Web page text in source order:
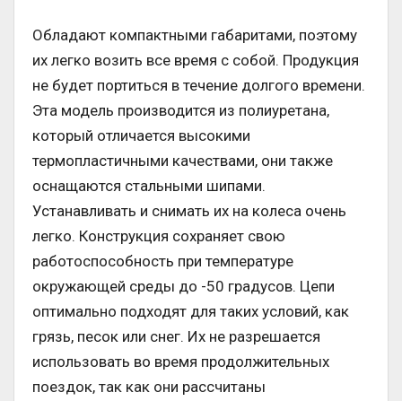
Обладают компактными габаритами, поэтому
их легко возить все время с собой. Продукция
не будет портиться в течение долгого времени.
Эта модель производится из полиуретана,
который отличается высокими
термопластичными качествами, они также
оснащаются стальными шипами.
Устанавливать и снимать их на колеса очень
легко. Конструкция сохраняет свою
работоспособность при температуре
окружающей среды до -50 градусов. Цепи
оптимально подходят для таких условий, как
грязь, песок или снег. Их не разрешается
использовать во время продолжительных
поездок, так как они рассчитаны